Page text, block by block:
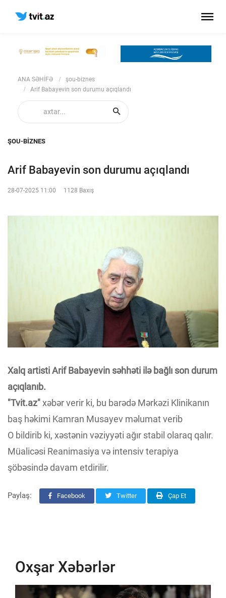
ANA SƏHİFƏ
şou-biznes
Arif Babayevin son durumu açıqlandı
ŞOU-BIZNES
Arif Babayevin son durumu açıqlandı
28-07-2025 11:00 1128 Baxış
Xalq artisti Arif Babayevin səhhəti ilə bağlı son durum
açıqlanıb.
"Tvit.az"xəbər verir ki, bu barədə Mərkəzi Klinikanın
baş həkimi Kamran Musayev məlumat verib
O bildirib ki, xəstənin vəziyyəti ağır stabil olaraq qalır.
Müalicəsi Reanimasiya və intensiv terapiya
şöbəsində davam etdirilir.
Paylaş: Facebook Twitter Çap Et
Oxşar Xəbərlər